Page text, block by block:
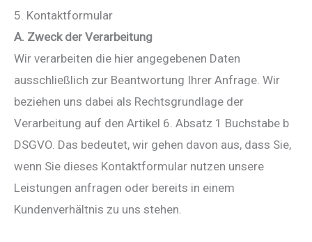
5. Kontaktformular
A. Zweck der Verarbeitung
Wir verarbeiten die hier angegebenen Daten
ausschließlich zur Beantwortung Ihrer Anfrage. Wir
beziehen uns dabei als Rechtsgrundlage der
Verarbeitung auf den Artikel 6. Absatz 1 Buchstabe b
DSGVO. Das bedeutet, wir gehen davon aus, dass Sie,
wenn Sie dieses Kontaktformular nutzen unsere
Leistungen anfragen oder bereits in einem
Kundenverhältnis zu uns stehen.